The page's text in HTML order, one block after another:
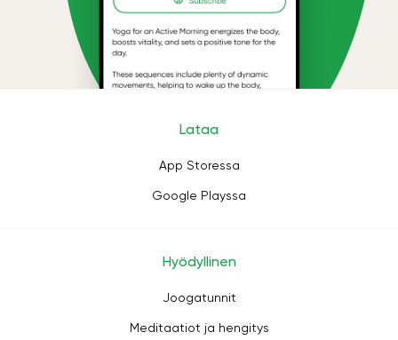
Lataa
App Storessa
Google Playssa
Hyödyllinen
Joogatunnit
Meditaatiot ja hengitys